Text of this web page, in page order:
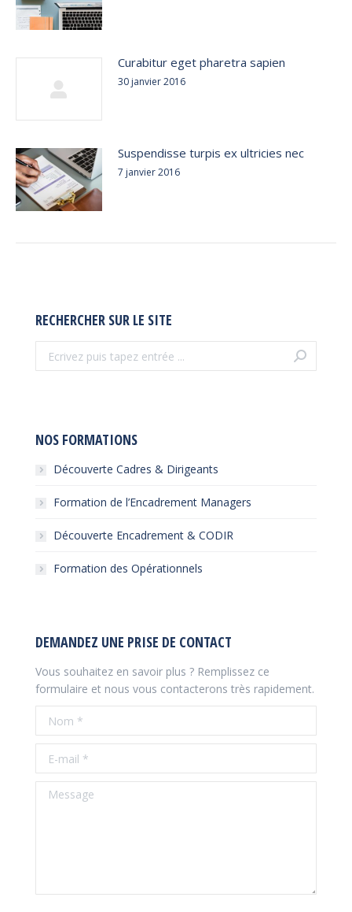
Curabitur eget pharetra sapien
30 janvier 2016
Suspendisse turpis ex ultricies nec
7 janvier 2016
RECHERCHER SUR LE SITE
NOS FORMATIONS
Découverte Cadres & Dirigeants
Formation de l’Encadrement Managers
Découverte Encadrement & CODIR
Formation des Opérationnels
DEMANDEZ UNE PRISE DE CONTACT
Vous souhaitez en savoir plus ? Remplissez ce
formulaire et nous vous contacterons très rapidement.
Nom *
E-mail *
Message